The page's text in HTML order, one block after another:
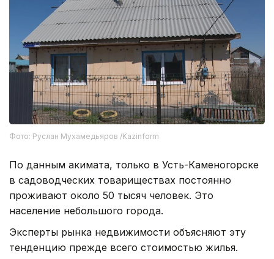
Фото: Руслан Мухамедьяров /Kazinform
По данным акимата, только в Усть-Каменогорске
в садоводческих товариществах постоянно
проживают около 50 тысяч человек. Это
население небольшого города.
Эксперты рынка недвижимости объясняют эту
тенденцию прежде всего стоимостью жилья.